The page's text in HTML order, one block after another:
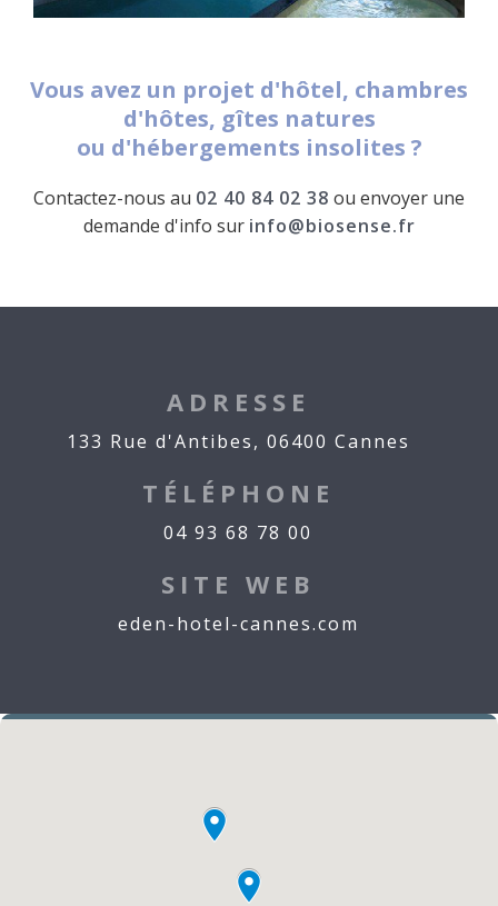
Vous avez un projet d'hôtel, chambres
d'hôtes, gîtes natures
ou d'hébergements insolites ?
Contactez-nous au 02 40 84 02 38 ou envoyer une
demande d'info sur info@biosense.fr
ADRESSE
133 Rue d'Antibes, 06400 Cannes
TÉLÉPHONE
04 93 68 78 00
SITE WEB
eden-hotel-cannes.com